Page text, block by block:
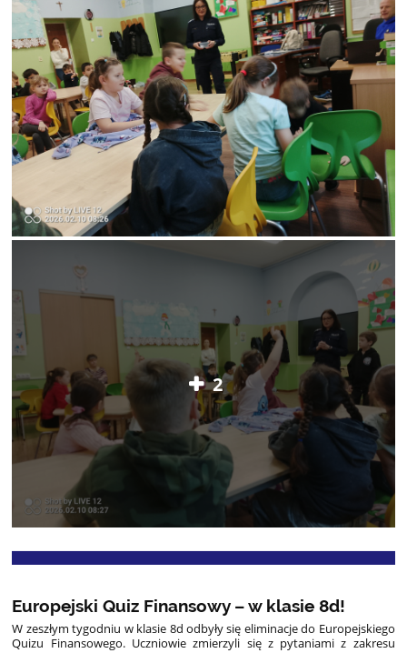
2
Europejski Quiz Finansowy – w klasie 8d!
W zeszłym tygodniu w klasie 8d odbyły się eliminacje do Europejskiego
Quizu Finansowego. Uczniowie zmierzyli się z pytaniami z zakresu